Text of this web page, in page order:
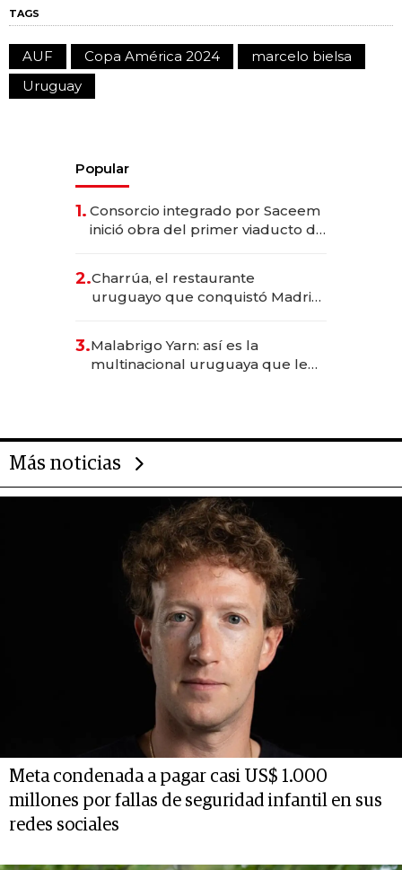
TAGS
AUF Copa América 2024
marcelo bielsa
Uruguay
Popular
1. Consorcio integrado por Saceem
inició obra del primer viaducto de
millones
2.Charrúa, el restaurante
uruguayo que conquistó Madrid:
anticipación y prepara apertura
3.Malabrigo Yarn: así es la
multinacional uruguaya que le
Más noticias
Meta condenada a pagar casi US$ 1.000
millones por fallas de seguridad infantil en sus
redes sociales